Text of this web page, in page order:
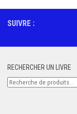
SUIVRE :
RECHERCHER UN LIVRE
Recherche